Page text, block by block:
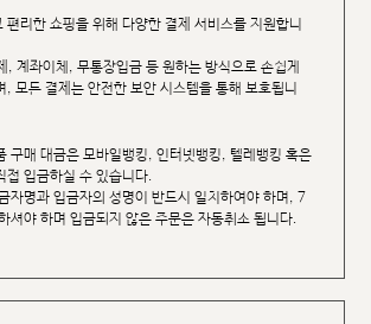
편리한 쇼핑을 위해 다양한 결제 서비스를 지원합니
, 계좌이체, 무통장입금 등 원하는 방식으로 손쉽게
, 모든 결제는 안전한 보안 시스템을 통해 보호됩니
구매 대금은 모바일뱅킹, 인터넷뱅킹, 텔레뱅킹 혹은
접 입금하실 수 있습니다.
자명과 입금자의 성명이 반드시 일치하여야 하며, 7
셔야 하며 입금되지 않은 주문은 자동취소 됩니다.